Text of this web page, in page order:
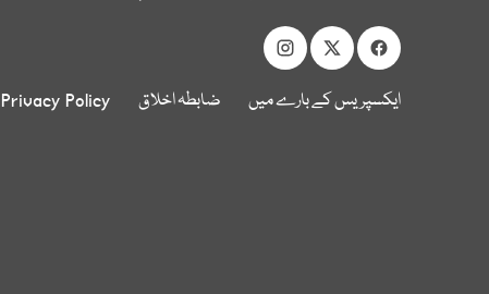
ایکسپریس کے بارے میں ضابطہ اخلاق Privacy Policy